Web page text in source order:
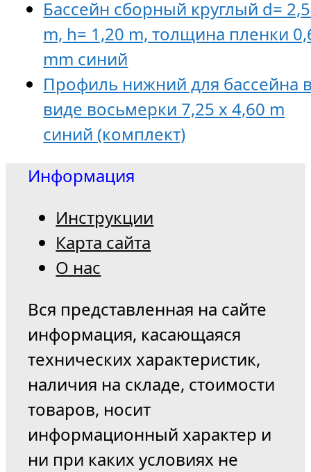
Бассейн сборный круглый d=
m, h= 1,20 m, толщина пленки
mm синий
Профиль нижний для бассейна
виде восьмерки 7,25 x 4,60 m
синий (комплект)
Информация
Инструкции
Карта сайта
О нас
Вся представленная на сайте
информация, касающаяся
технических характеристик,
наличия на складе, стоимости
товаров, носит
информационный характер и
ни при каких условиях не